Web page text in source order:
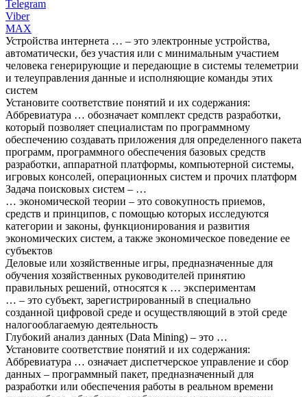
Telegram
Viber
MAX
Устройства интернета … – это электронные устройства,
автоматически, без участия или с минимальным участием
человека генерирующие и передающие в системы телеметрии
и телеуправления данные и исполняющие команды этих
систем
Установите соответствие понятий и их содержания:
Аббревиатура … обозначает комплект средств разработки,
который позволяет специалистам по программному
обеспечению создавать приложения для определенного пакета
программ, программного обеспечения базовых средств
разработки, аппаратной платформы, компьютерной системы,
игровых консолей, операционных систем и прочих платформ
Задача поисковых систем – …
… экономической теории – это совокупность приемов,
средств и принципов, с помощью которых исследуются
категории и законы, функционирования и развития
экономических систем, а также экономическое поведение ее
субъектов
Деловые или хозяйственные игры, предназначенные для
обучения хозяйственных руководителей принятию
правильных решений, относятся к … экспериментам
… – это субъект, зарегистрированный в специально
созданной цифровой среде и осуществляющий в этой среде
налогооблагаемую деятельность
Глубокий анализ данных (Data Mining) – это …
Установите соответствие понятий и их содержания:
Аббревиатура … означает диспетчерское управление и сбор
данных – программный пакет, предназначенный для
разработки или обеспечения работы в реальном времени